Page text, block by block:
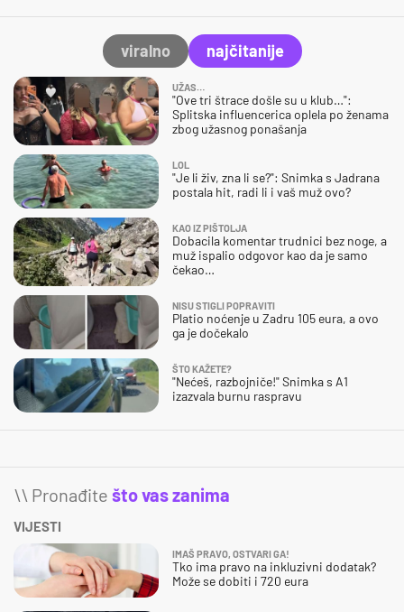
viralno najčitanije
UŽAS…
"Ove tri štrace došle su u klub…":
Splitska influencerica oplela po ženama
zbog užasnog ponašanja
LOL
"Je li živ, zna li se?": Snimka s Jadrana
postala hit, radi li i vaš muž ovo?
KAO IZ PIŠTOLJA
Dobacila komentar trudnici bez noge, a
muž ispalio odgovor kao da je samo
čekao…
NISU STIGLI POPRAVITI
Platio noćenje u Zadru 105 eura, a ovo
ga je dočekalo
ŠTO KAŽETE?
"Nećeš, razbojniče!" Snimka s A1
izazvala burnu raspravu
\\ Pronađite što vas zanima
VIJESTI
IMAŠ PRAVO, OSTVARI GA!
Tko ima pravo na inkluzivni dodatak?
Može se dobiti i 720 eura